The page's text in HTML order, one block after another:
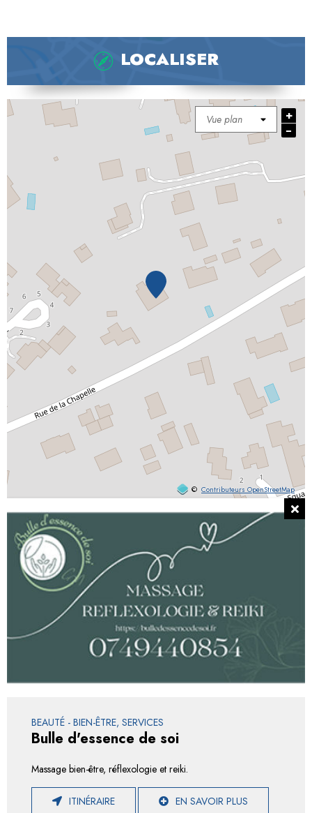
LOCALISER
© Contributeurs OpenStreetMap
+
−
BEAUTÉ - BIEN-ÊTRE, SERVICES
Bulle d'essence de soi
Massage bien-être, réflexologie et reiki.
ITINÉRAIRE EN SAVOIR PLUS